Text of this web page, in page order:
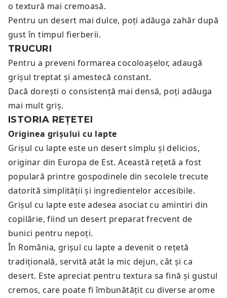
o textură mai cremoasă.
Pentru un desert mai dulce, poți adăuga zahăr după
gust în timpul fierberii.
TRUCURI
Pentru a preveni formarea cocoloașelor, adaugă
grișul treptat și amestecă constant.
Dacă dorești o consistență mai densă, poți adăuga
mai mult griș.
ISTORIA REȚETEI
Originea grișului cu lapte
Grișul cu lapte este un desert simplu și delicios,
originar din Europa de Est. Această rețetă a fost
populară printre gospodinele din secolele trecute
datorită simplității și ingredientelor accesibile.
Grișul cu lapte este adesea asociat cu amintiri din
copilărie, fiind un desert preparat frecvent de
bunici pentru nepoți.
În România, grișul cu lapte a devenit o rețetă
tradițională, servită atât la mic dejun, cât și ca
desert. Este apreciat pentru textura sa fină și gustul
cremos, care poate fi îmbunătățit cu diverse arome